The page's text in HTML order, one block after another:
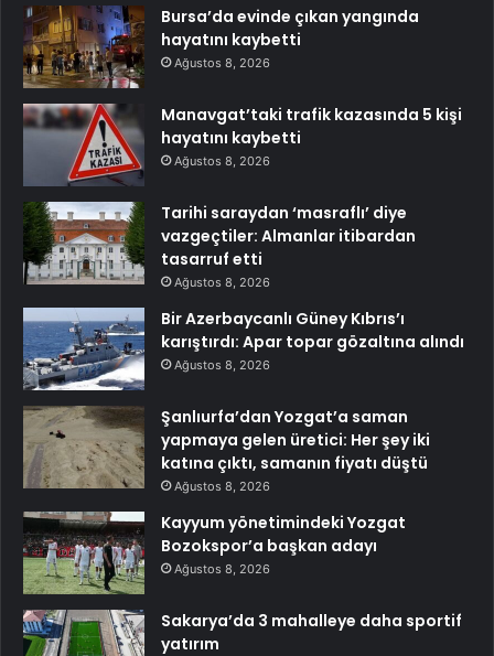
Bursa’da evinde çıkan yangında
hayatını kaybetti
Ağustos 8, 2026
Manavgat’taki trafik kazasında 5 kişi
hayatını kaybetti
Ağustos 8, 2026
Tarihi saraydan ‘masraflı’ diye
vazgeçtiler: Almanlar itibardan
tasarruf etti
Ağustos 8, 2026
Bir Azerbaycanlı Güney Kıbrıs’ı
karıştırdı: Apar topar gözaltına alındı
Ağustos 8, 2026
Şanlıurfa’dan Yozgat’a saman
yapmaya gelen üretici: Her şey iki
katına çıktı, samanın fiyatı düştü
Ağustos 8, 2026
Kayyum yönetimindeki Yozgat
Bozokspor’a başkan adayı
Ağustos 8, 2026
Sakarya’da 3 mahalleye daha sportif
yatırım